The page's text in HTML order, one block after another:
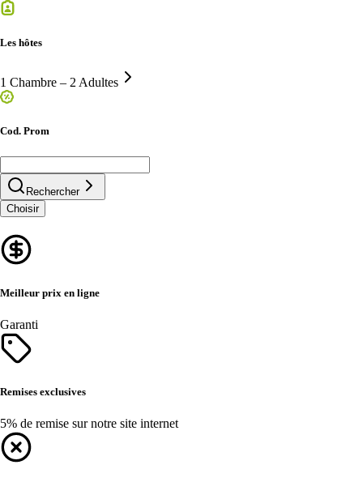
Les hôtes
1 Chambre – 2 Adultes
Cod. Prom
Rechercher
Choisir
Meilleur prix en ligne
Garanti
Remises exclusives
5% de remise sur notre site internet